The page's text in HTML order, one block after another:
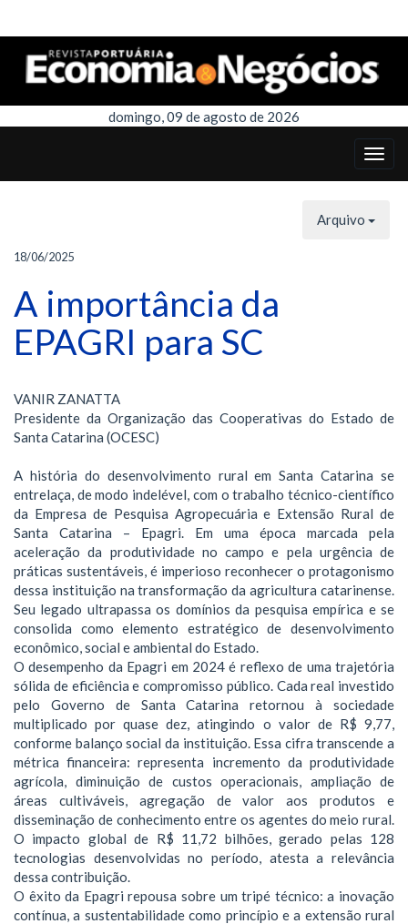
domingo, 09 de agosto de 2026
Arquivo
18/06/2025
A importância da
EPAGRI para SC
VANIR ZANATTA
Presidente da Organização das Cooperativas do Estado de
Santa Catarina (OCESC)
A história do desenvolvimento rural em Santa Catarina se
entrelaça, de modo indelével, com o trabalho técnico-científico
da Empresa de Pesquisa Agropecuária e Extensão Rural de
Santa Catarina – Epagri. Em uma época marcada pela
aceleração da produtividade no campo e pela urgência de
práticas sustentáveis, é imperioso reconhecer o protagonismo
dessa instituição na transformação da agricultura catarinense.
Seu legado ultrapassa os domínios da pesquisa empírica e se
consolida como elemento estratégico de desenvolvimento
econômico, social e ambiental do Estado.
O desempenho da Epagri em 2024 é reflexo de uma trajetória
sólida de eficiência e compromisso público. Cada real investido
pelo Governo de Santa Catarina retornou à sociedade
multiplicado por quase dez, atingindo o valor de R$ 9,77,
conforme balanço social da instituição. Essa cifra transcende a
métrica financeira: representa incremento da produtividade
agrícola, diminuição de custos operacionais, ampliação de
áreas cultiváveis, agregação de valor aos produtos e
disseminação de conhecimento entre os agentes do meio rural.
O impacto global de R$ 11,72 bilhões, gerado pelas 128
tecnologias desenvolvidas no período, atesta a relevância
dessa contribuição.
O êxito da Epagri repousa sobre um tripé técnico: a inovação
contínua, a sustentabilidade como princípio e a extensão rural